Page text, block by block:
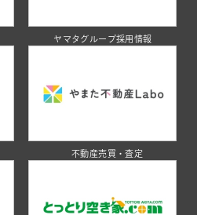
ヤマタグループ採用情報
不動産売買・査定